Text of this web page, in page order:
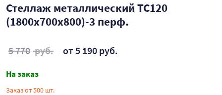
Стеллаж металлический ТС120
(1800х700х800)-3 перф.
5 770 руб. от 5 190 руб.
На заказ
Заказ от 500 шт.